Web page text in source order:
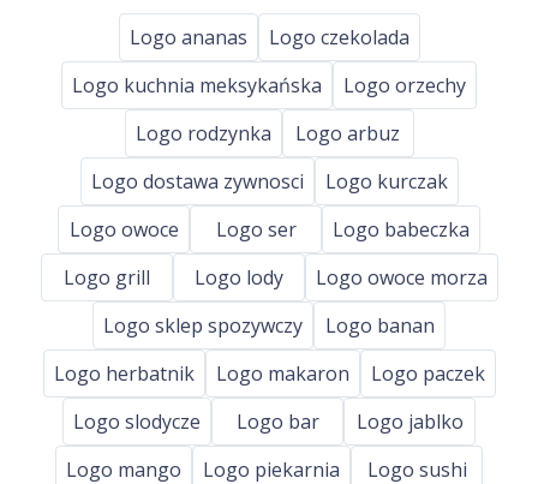
Logo ananas
Logo czekolada
Logo kuchnia meksykańska
Logo orzechy
Logo rodzynka
Logo arbuz
Logo dostawa zywnosci
Logo kurczak
Logo owoce
Logo ser
Logo babeczka
Logo grill
Logo lody
Logo owoce morza
Logo sklep spozywczy
Logo banan
Logo herbatnik
Logo makaron
Logo paczek
Logo slodycze
Logo bar
Logo jablko
Logo mango
Logo piekarnia
Logo sushi